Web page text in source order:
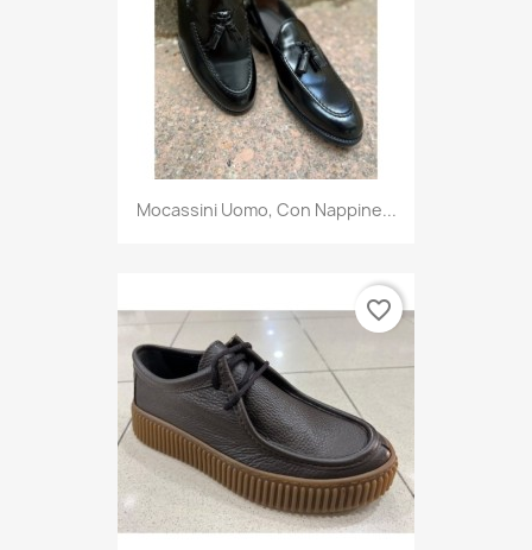
Mocassini Uomo, Con Nappine...
favorite_border